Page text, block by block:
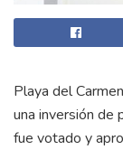
Playa del
una inversión de
fue votado y